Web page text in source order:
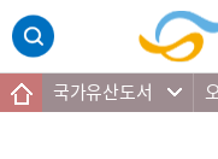
국가유산도서